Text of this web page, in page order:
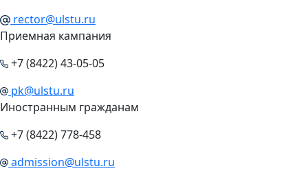
rector@ulstu.ru
Приемная кампания
+7 (8422) 43-05-05
pk@ulstu.ru
Иностранным гражданам
+7 (8422) 778-458
admission@ulstu.ru